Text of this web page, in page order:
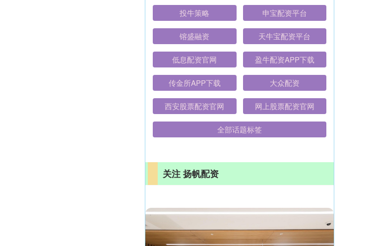
投牛策略 申宝配资平台
镕盛融资 天牛宝配资平台
低息配资官网 盈牛配资APP下载
传金所APP下载 大众配资
西安股票配资官网 网上股票配资官网
全部话题标签
关注 扬帆配资